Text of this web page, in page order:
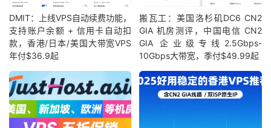
DMIT：上线VPS自动续费功能，
支持账户余额 + 信用卡自动扣
款，香港/日本/美国大带宽VPS
年付$36.9起
搬瓦工：美国洛杉矶DC6 CN2
GIA 机房测评，中国电信 CN2
GIA 企业级专线2.5Gbps-
10Gbps大带宽，季付$49.99起